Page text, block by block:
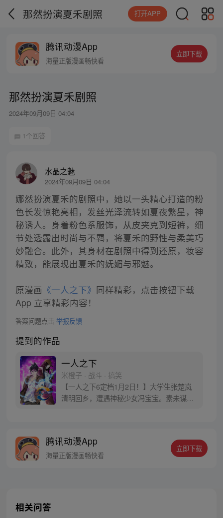
那然扮演夏禾剧照 打开APP
腾讯动漫App
海量正版漫画畅快看
立即下载
那然扮演夏禾剧照
2024年09月09日 04:04
1个回答
水晶之魅
2024年09月09日 04:04
娜然扮演夏禾的剧照中，她以一头精心打造的粉
色长发惊艳亮相，发丝光泽流转如夏夜繁星，神
秘诱人。身着粉色系服饰，从皮夹克到短裤，细
节处透露出时尚与不羁，将夏禾的野性与柔美巧
妙融合。此外，其身材在剧照中得到还原，妆容
精致，能展现出夏禾的妩媚与邪魅。
原漫画 《一人之下》 同样精彩，点击按钮下载
App 立享精彩内容！
答案问题点击 举报反馈
提到的作品
一人之下
米橙子 · 战斗 · 搞笑
【一人之下6定档1月2日！】大学生张楚岚
清明回乡，遭遇神秘少女冯宝宝。素未谋面
密，张楚岚的生活被彻底颠覆，与冯宝宝一
同踏上“异人”之旅。
腾讯动漫App
海量正版漫画畅快看
立即下载
相关问答